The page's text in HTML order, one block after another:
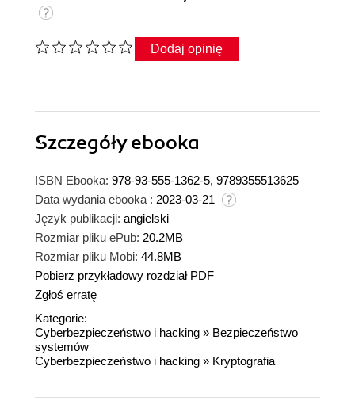
Dodaj opinię
Szczegółyebooka
ISBN Ebooka: 978-93-555-1362-5, 9789355513625
Data wydania ebooka : 2023-03-21
Język publikacji: angielski
Rozmiar pliku ePub: 20.2MB
Rozmiar pliku Mobi: 44.8MB
Pobierz przykładowy rozdział PDF
Zgłoś erratę
Kategorie:
Cyberbezpieczeństwo i hacking » Bezpieczeństwo
systemów
Cyberbezpieczeństwo i hacking » Kryptografia